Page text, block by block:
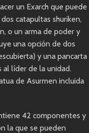
un Exarch que puede
catapultas shuriken,
o un arma de poder y
una opción de dos
y una pancarta
al líder de la unidad.
de Asurmen incluida
42 componentes y
la que se pueden